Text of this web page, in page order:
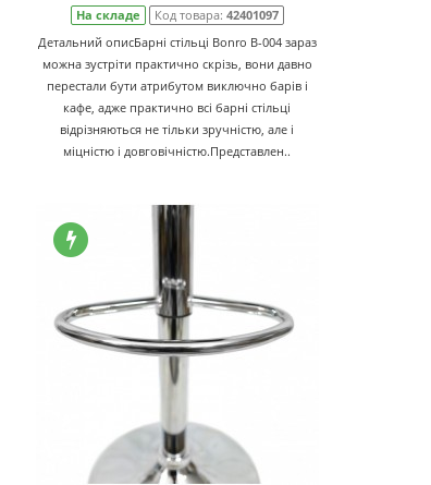
На складе Код товара: 42401097
Детальний описБарні стільці Bonro B-004 зараз
можна зустріти практично скрізь, вони давно
перестали бути атрибутом виключно барів і
кафе, адже практично всі барні стільці
відрізняються не тільки зручністю, але і
міцністю і довговічністю.Представлен..